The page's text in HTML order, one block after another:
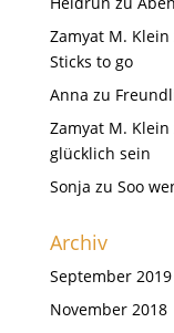
Zamyat M. Klein
Sticks to go
Anna zu
Zamyat M. Klein
glücklich sein
Sonja zu Soo
Archiv
September 2019
November 2018